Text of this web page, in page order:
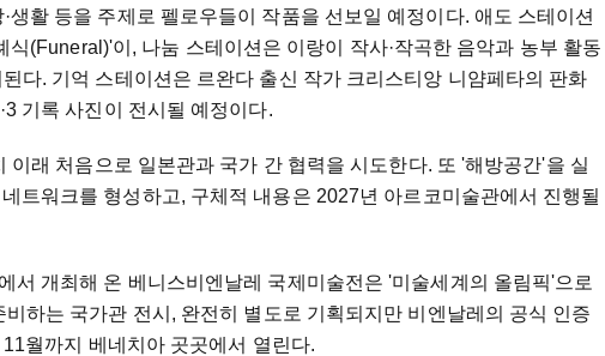
생활 등을 주제로 펠로우들이 작품을 선보일 예정이다. 애도 스테이션
식(Funeral)'이, 나눔 스테이션은 이랑이 작사·작곡한 음악과 농부 활동
다. 기억 스테이션은 르완다 출신 작가 크리스티앙 니얌페타의 판화
기록 사진이 전시될 예정이다.
이래 처음으로 일본관과 국가 간 협력을 시도한다. 또 '해방공간'을 실
트워크를 형성하고, 구체적 내용은 2027년 아르코미술관에서 진행될
서 개최해 온 베니스비엔날레 국제미술전은 '미술세계의 올림픽'으로
하는 국가관 전시, 완전히 별도로 기획되지만 비엔날레의 공식 인증
월까지 베네치아 곳곳에서 열린다.